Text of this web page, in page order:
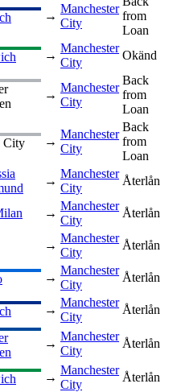
→
Manchester
City
from
Loan
→
Manchester
City
Okänd
→
Manchester
City
Back
from
Loan
City →
Manchester
City
Back
from
Loan
→
Manchester
City
Återlån
→
Manchester
City
Återlån
→
Manchester
City
Återlån
→
Manchester
City
Återlån
→
Manchester
City
Återlån
→
Manchester
City
Återlån
→
Manchester
City
Återlån